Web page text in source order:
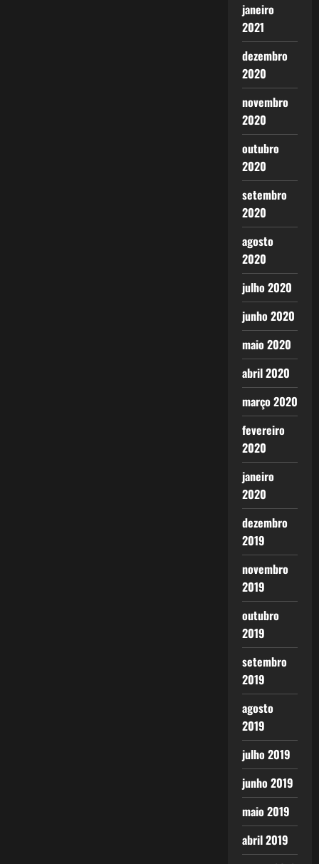
janeiro
2021
dezembro
2020
novembro
2020
outubro
2020
setembro
2020
agosto
2020
julho 2020
junho 2020
maio 2020
abril 2020
março 2020
fevereiro
2020
janeiro
2020
dezembro
2019
novembro
2019
outubro
2019
setembro
2019
agosto
2019
julho 2019
junho 2019
maio 2019
abril 2019